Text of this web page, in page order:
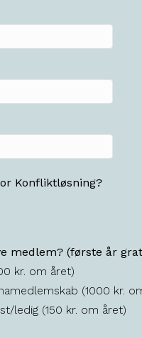
Konfliktløsning?
medlem? (første år
kr. om året)
(1000 kr.
ledig (150 kr. om året)